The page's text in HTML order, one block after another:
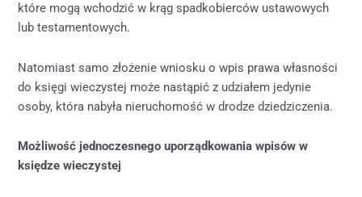
które mogą wchodzić w krąg spadkobierców ustawowych
lub testamentowych.
Natomiast samo złożenie wniosku o wpis prawa własności
do księgi wieczystej może nastąpić z udziałem jedynie
osoby, która nabyła nieruchomość w drodze dziedziczenia.
Możliwość jednoczesnego uporządkowania wpisów w
księdze wieczystej